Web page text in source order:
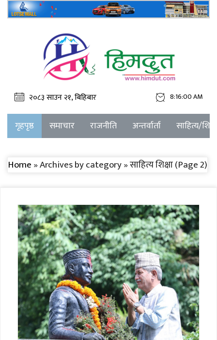
२०८३ साउन २१, बिहिबार 8:16:00 AM
गृहपृष्ठ समाचार राजनीति अन्तर्वार्ता साहित्य/
Home» Archives by category » साहित्य शिक्षा (Page 2)